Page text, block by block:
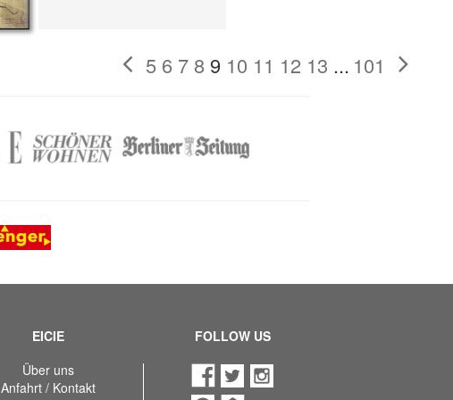
5 6 7 8 9 10 11 12 13 ... 101
EICIE
Über uns
Anfahrt / Kontakt
FOLLOW US